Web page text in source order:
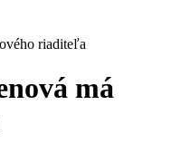
riaditeľa
má